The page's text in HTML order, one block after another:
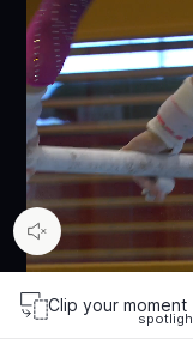
00:11 / 00:47
Clip your moment